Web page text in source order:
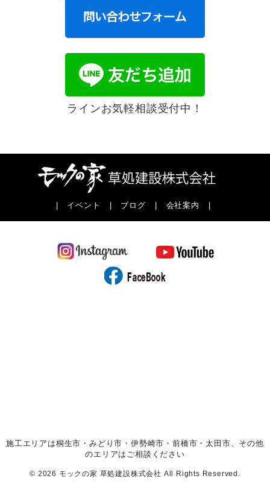
ラインお気軽相談受付中！
イベント ブログ 会社案内
施工エリアは桐生市・みどり市・伊勢崎市・前橋市・太田市、その他
のエリアはご相談ください
© 2026 モックの家 草処建設株式会社 All Rights Reserved.